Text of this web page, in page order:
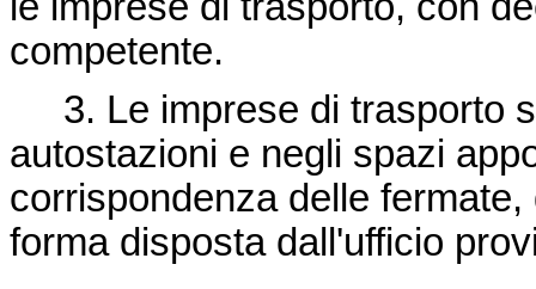
competente.
3. Le imprese di trasporto
autostazioni e negli spazi
corrispondenza delle
forma disposta dall'ufficio